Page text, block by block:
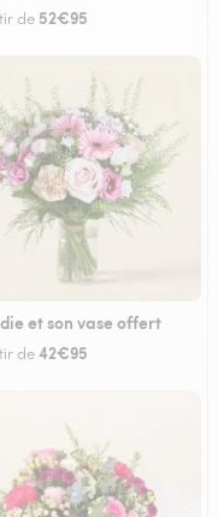
de 52€95
et son vase offert
de42€95